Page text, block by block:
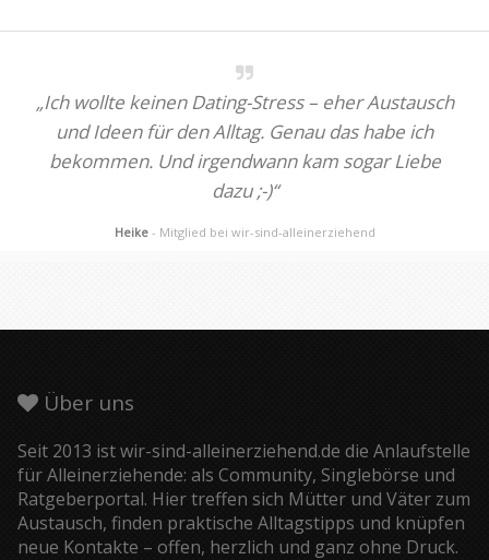
„Ich wollte keinen Dating-Stress – eher Austausch
und Ideen für den Alltag. Genau das habe ich
bekommen. Und irgendwann kam sogar Liebe
dazu ;-)“
Heike - Mitglied bei wir-sind-alleinerziehend
Über uns
Seit 2013 ist wir-sind-alleinerziehend.de die Anlaufstelle
für Alleinerziehende: als Community, Singlebörse und
Ratgeberportal. Hier treffen sich Mütter und Väter zum
Austausch, finden praktische Alltagstipps und knüpfen
neue Kontakte – offen, herzlich und ganz ohne Druck.